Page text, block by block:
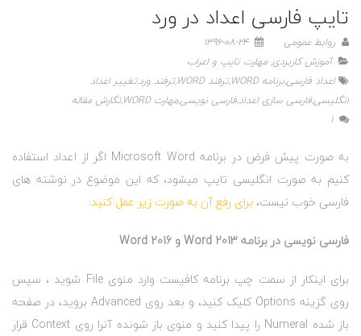
تایپ فارسی اعداد در ورد
روابط عمومی
1396-08-24
آموزش کاربردی,مهارت تایپ و اعراب
اعداد فارسی,برنامه WORD ,ترفند WORD ,ترفند ورد,تغییر اعداد
انگلیسی,فارسی سازی اعداد,فارسی نویسی,مهارت WORD ,نگارش مقاله
1
به صورت پیش فرض در برنامه Microsoft Word اگر از اعداد استفاده
کنیم به صورت انگلیسی تایپ میشود، که این موضوع در نوشته های
فارسی خوب نیست، برای رفع آن به صورت زیر عمل کنید:
فارسی نویسی در برنامه Word 2013 و Word 2016
برای اینکار از سمت چپ برنامه کافیست وارد منوی File شوید ، سپس
روی گزینه Options کلیک کنید، و بعد روی Advanced بروید، در صفحه
باز شده Numeral را پیدا کنید و منوی باز شونده آنرا روی Context قرار